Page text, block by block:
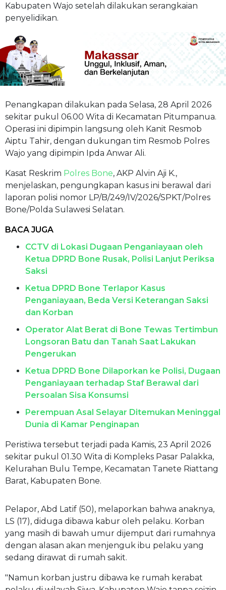
Kabupaten Wajo setelah dilakukan serangkaian
penyelidikan.
Penangkapan dilakukan pada Selasa, 28 April 2026
sekitar pukul 06.00 Wita di Kecamatan Pitumpanua.
Operasi ini dipimpin langsung oleh Kanit Resmob
Aiptu Tahir, dengan dukungan tim Resmob Polres
Wajo yang dipimpin Ipda Anwar Ali.
Kasat Reskrim Polres Bone, AKP Alvin Aji K.,
menjelaskan, pengungkapan kasus ini berawal dari
laporan polisi nomor LP/B/249/IV/2026/SPKT/Polres
Bone/Polda Sulawesi Selatan.
BACA JUGA
CCTV di Lokasi Dugaan Penganiayaan oleh
Ketua DPRD Bone Rusak, Polisi Lanjut Periksa
Saksi
Ketua DPRD Bone Terlapor Kasus
Penganiayaan, Beda Versi Keterangan Saksi
dan Korban
Operator Alat Berat di Bone Tewas Tertimbun
Longsoran Batu dan Tanah Saat Lakukan
Pengerukan
Ketua DPRD Bone Dilaporkan ke Polisi, Dugaan
Penganiayaan terhadap Staf Berawal dari
Persoalan Sisa Konsumsi
Perempuan Asal Selayar Ditemukan Meninggal
Dunia di Kamar Penginapan
Peristiwa tersebut terjadi pada Kamis, 23 April 2026
sekitar pukul 01.30 Wita di Kompleks Pasar Palakka,
Kelurahan Bulu Tempe, Kecamatan Tanete Riattang
Barat, Kabupaten Bone.
Pelapor, Abd Latif (50), melaporkan bahwa anaknya,
LS (17), diduga dibawa kabur oleh pelaku. Korban
yang masih di bawah umur dijemput dari rumahnya
dengan alasan akan menjenguk ibu pelaku yang
sedang dirawat di rumah sakit.
"Namun korban justru dibawa ke rumah kerabat